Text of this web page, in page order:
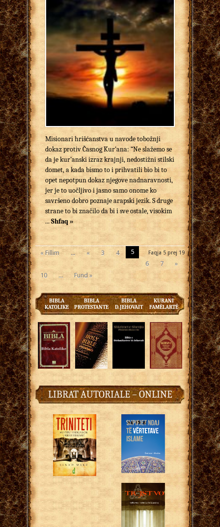
Misionari hrišćanstva u navode tobožnji
dokaz protiv Časnog Kur’ana: “Ne slažemo se
da je kur’anski izraz krajnji, nedostižni stilski
domet, a kada bismo to i prihvatili bio bi to
opet nepotpun dokaz njegove nadnaravnosti,
jer je to uočljivo i jasno samo onome ko
savršeno dobro poznaje arapski jezik. S druge
strane to bi značilo da bi i sve ostale, visokim
...Shfaq »
Faqja 5 prej 19
« Fillim ... « 3 4
5
6
7
»
10
... Fund »
BIBLA
KATOLIKE
BIBLA
PROTESTANTE
BIBLA
D.JEHOVAIT
KURANI
FAMËLARTË
LIBRAT AUTORIALE – ONLINE